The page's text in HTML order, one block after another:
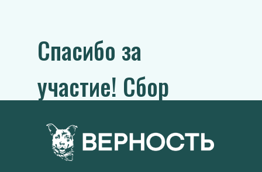
Спасибо за
участие! Сбор
закрыт!